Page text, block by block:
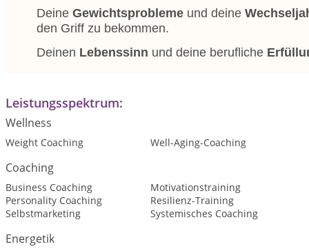
Deine Gewichtsprobleme und deine
den Griff zu bekommen.
Deinen Lebenssinn und deine berufliche
Leistungsspektrum:
Wellness
Weight Coaching Well-Aging-Coaching
Coaching
Business Coaching
Motivationstraining
Personality Coaching
Resilienz-Training
Selbstmarketing
Systemisches Coaching
Energetik